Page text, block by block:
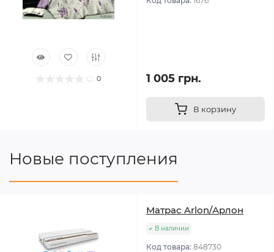
0 1 005 грн.
В корзину
Новые поступления
Матрас Arlon/Арлон
В наличии
Код товара: 848730